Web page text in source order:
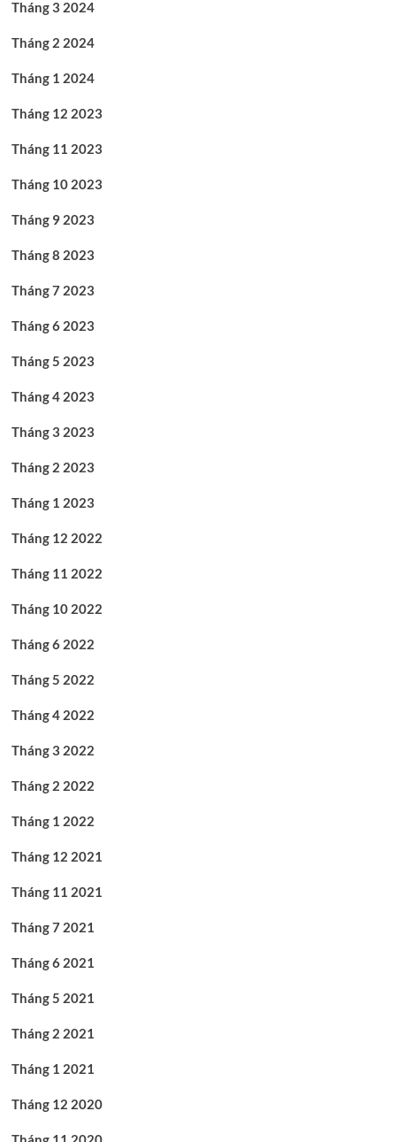
Tháng 3 2024
Tháng 2 2024
Tháng 1 2024
Tháng 12 2023
Tháng 11 2023
Tháng 10 2023
Tháng 9 2023
Tháng 8 2023
Tháng 7 2023
Tháng 6 2023
Tháng 5 2023
Tháng 4 2023
Tháng 3 2023
Tháng 2 2023
Tháng 1 2023
Tháng 12 2022
Tháng 11 2022
Tháng 10 2022
Tháng 6 2022
Tháng 5 2022
Tháng 4 2022
Tháng 3 2022
Tháng 2 2022
Tháng 1 2022
Tháng 12 2021
Tháng 11 2021
Tháng 7 2021
Tháng 6 2021
Tháng 5 2021
Tháng 2 2021
Tháng 1 2021
Tháng 12 2020